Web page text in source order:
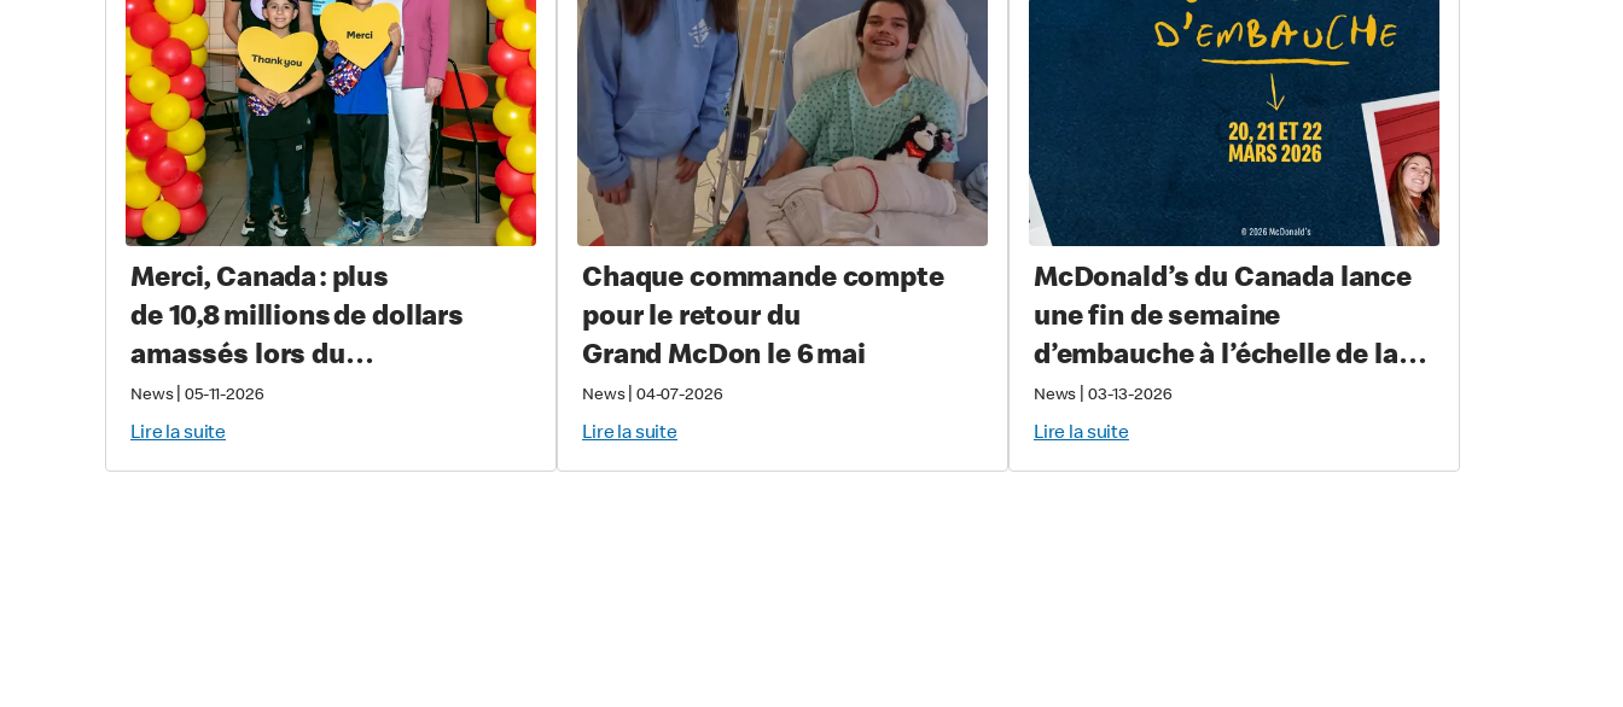
Merci, Canada : plus
de 10,8 millions de dollars
amassés lors du
Grand McDon pour soutenir
les familles qui ont un enfant
gravement malade ou blessé
News| 05-11-2026
Lire la suite
Chaque commande compte
pour le retour du
Grand McDon le 6 mai
News| 04-07-2026
Lire la suite
McDonald’s du Canada lance
une fin de semaine
d’embauche à l’échelle de la
province pour recruter
près de 2 000 nouveaux
équipiers au Québec
News 03-13-2026
Lire la suite